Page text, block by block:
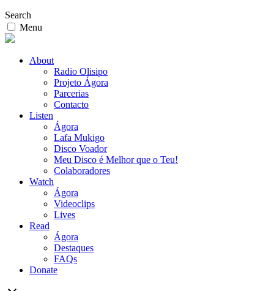
Search
Menu
About
Radio Olisipo
Projeto Ágora
Parcerias
Contacto
Listen
Ágora
Lafa Mukigo
Disco Voador
Meu Disco é Melhor que o Teu!
Colaboradores
Watch
Ágora
Videoclips
Lives
Read
Ágora
Destaques
FAQs
Donate